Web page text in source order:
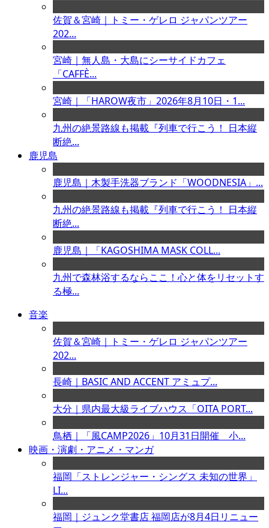
佐賀＆宮崎｜トミー・ゲレロ ジャパンツアー
202...
宮崎｜無人島・大島にシーサイドカフェ
「CAFFÈ...
宮崎｜「HAROW夜市」2026年8月10日・1...
九州の絶景路線も掲載『列車で行こう！ 日本縦
断絶...
鹿児島
鹿児島｜木製手洗器ブランド「WOODNESIA」...
九州の絶景路線も掲載『列車で行こう！ 日本縦
断絶...
鹿児島｜「KAGOSHIMA MASK COLL...
九州で森林浴するならここ！心と体をリセットす
る極...
音楽
佐賀＆宮崎｜トミー・ゲレロ ジャパンツアー
202...
長崎｜BASIC AND ACCENT アミュプ...
大分｜県内最大級ライブハウス「OITA PORT...
鳥栖｜「風CAMP2026」10月31日開催 小...
映画・演劇・アニメ・マンガ
福岡「ストレンジャー・シングス 未知の世界」
LI...
福岡｜ジュンク堂書店 福岡店が8月4日リニュー